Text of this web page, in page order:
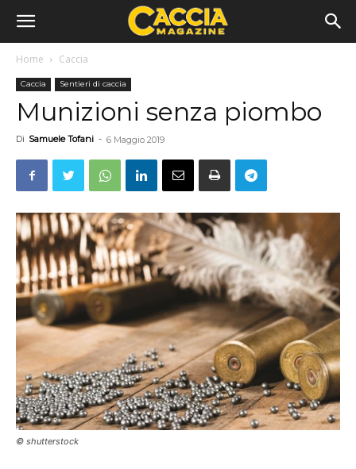
Home Caccia
Caccia Sentieri di caccia
Munizioni senza piombo
Di Samuele Tofani - 6 Maggio 2019
© shutterstock